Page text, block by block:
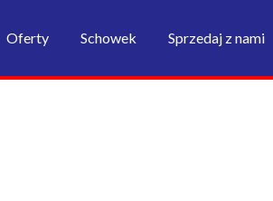
Oferty Schowek Sprzedaj z nami